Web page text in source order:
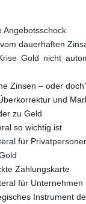
Angebotsschock
dauerhaften
Gold nicht
Zinsen – oder
und
zu Geld
so wichtig ist
für
Zahlungskarte
für Unternehmen
Instrument